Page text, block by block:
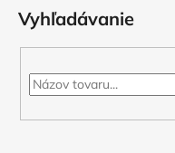
Vyhľadávanie